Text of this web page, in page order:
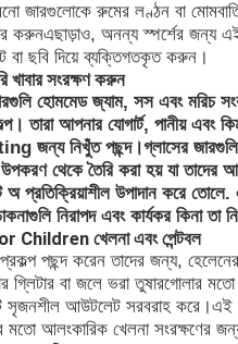
জারগুলোকে রুমের লণ্ঠন বা
করুনএছাড়াও, অনন্য স্পর্শের জন্য
বা ছবি দিয়ে ব্যক্তিগতকৃত করুন।
খাবার সংরক্ষণ করুন
হোমমেড জ্যাম, সস এবং মরিচ
তারা আপনার যোগার্ট, পানীয় এবং
জন্য নিখুঁত পছন্দ।গ্লাসের জারগুলি
থেকে তৈরি করা হয় যা তাদের
প্রতিক্রিয়াশীল উপাদান করে তোলে.
নিরাপদ এবং কার্যকর কিনা তা
Children খেলনা এবং পেন্টবল
পছন্দ করেন তাদের জন্য,
গ্লিটার বা জলে ভরা তুষারগোলার মতো
আউটলেট সরবরাহ করে।এই
মতো আলংকারিক খেলনা সংরক্ষণের